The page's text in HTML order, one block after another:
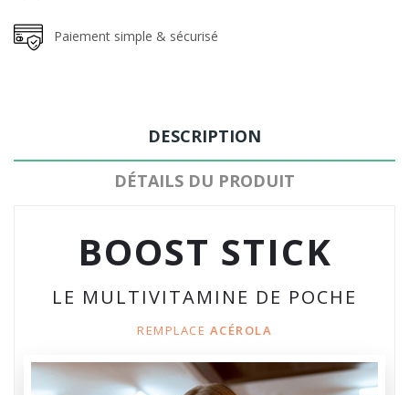
Paiement simple & sécurisé
DESCRIPTION
DÉTAILS DU PRODUIT
BOOST STICK
LE MULTIVITAMINE DE POCHE
REMPLACE ACÉROLA